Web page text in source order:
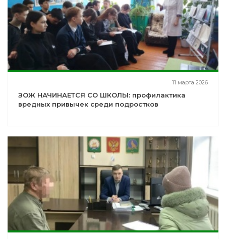
11 марта 2026
ЗОЖ НАЧИНАЕТСЯ СО ШКОЛЫ: профилактика
вредных привычек среди подростков